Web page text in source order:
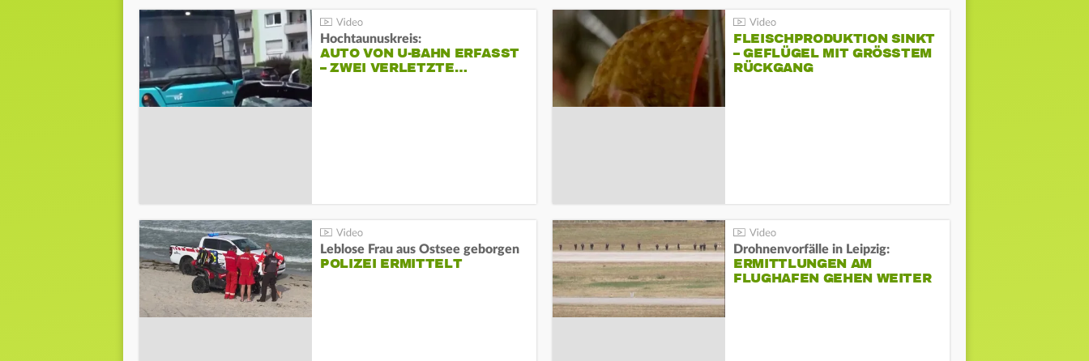
Hochtaunuskreis:
AUTO VON U-BAHN ERFASST
– ZWEI VERLETZTE…
FLEISCHPRODUKTION SINKT
– GEFLÜGEL MIT GRÖSSTEM R
ÜCKGANG
Leblose Frau aus Ostsee geborgen
POLIZEI ERMITTELT
Drohnenvorfälle in Leipzig:
ERMITTLUNGEN AM
FLUGHAFEN GEHEN WEITER